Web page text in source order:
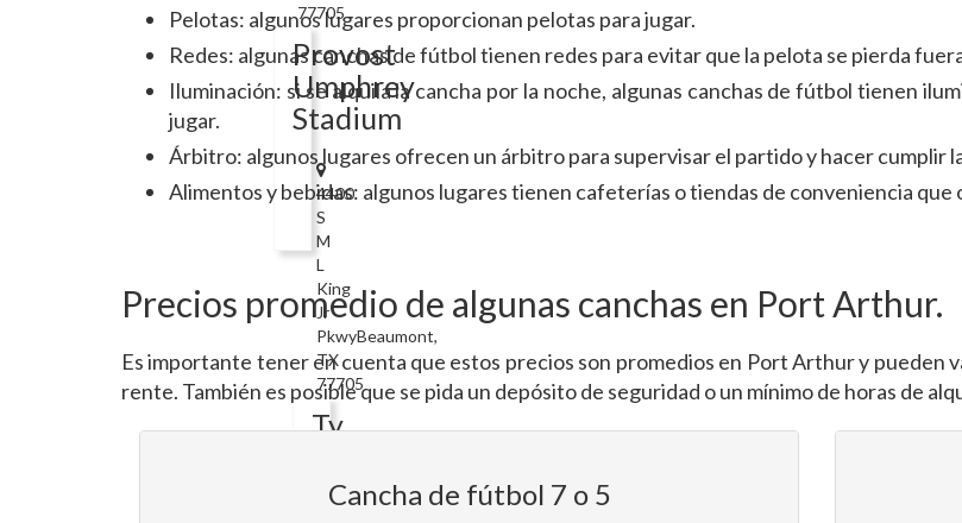
77705
Provost
Umphrey
Stadium
4400
S
M
L
King
Jr
PkwyBeaumont,
TX
77705
Ty
Track
Pelotas: algunos lugares proporcionan pelotas para jugar.
Redes: algunas canchas de fútbol tienen redes para evitar que la pelota se pierda
Iluminación: si se alquila la cancha por la noche, algunas canchas de fútbol tienen
jugar.
Árbitro: algunos lugares ofrecen un árbitro para supervisar el partido y hacer cumplir
Alimentos y bebidas: algunos lugares tienen cafeterías o tiendas de conveniencia
Precios promedio de algunas canchas en Port Arthur.
Es importante tener en cuenta que estos precios son promedios en Port Arthur y pueden
rente. También es posible que se pida un depósito de seguridad o un mínimo de horas de
Cancha de fútbol 7 o 5